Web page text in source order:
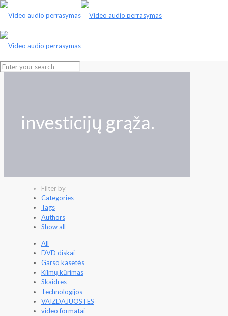
investicijų grąža.
Filter by
Categories
Tags
Authors
Show all
All
DVD diskai
Garso kasetės
Kilmų kūrimas
Skaidres
Technologijos
VAIZDAJUOSTES
video formatai